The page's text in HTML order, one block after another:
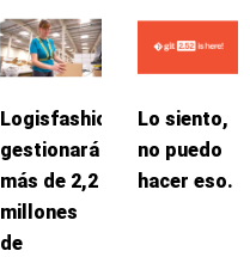
Logisfashion
gestionará
más de 2,2
millones
de
Lo siento,
no puedo
hacer eso.